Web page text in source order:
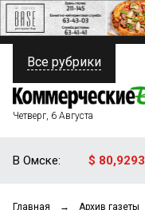
ПОЛИТИКА
ФИНАНСЫ
Все рубрики
Четверг, 6 Августа
В Омске: $ 80,9293
Главная → Архив газеты